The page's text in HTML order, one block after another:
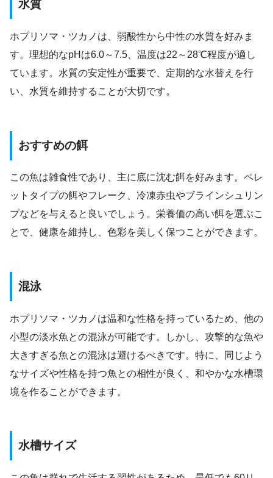
水質
ホプリソマ・ツカノは、弱酸性から中性の水質を好みま
す。理想的なpHは6.0～7.5、温度は22～28℃程度が適し
ています。水質の安定性が重要で、定期的な水替えを行
い、水質を維持することが大切です。
おすすめの餌
この魚は雑食性であり、主に底に沈む餌を好みます。ペレ
ットタイプの餌やフレーク、冷凍赤虫やブラインシュリン
プなどを与えると良いでしょう。栄養価の高い餌を選ぶこ
とで、健康を維持し、色彩を美しく保つことができます。
混泳
ホプリソマ・ツカノは温和な性格を持っているため、他の
小型の淡水魚との混泳が可能です。しかし、攻撃的な魚や
大きすぎる魚との混泳は避けるべきです。特に、同じよう
なサイズや性格を持つ魚との相性が良く、和やかな水槽環
境を作ることができます。
水槽サイズ